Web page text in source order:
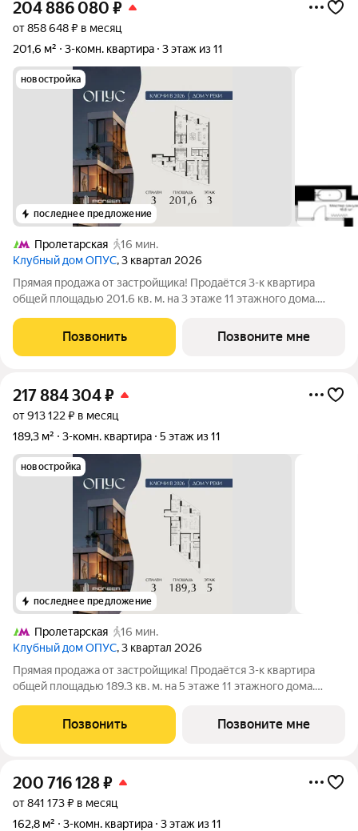
204 886 080 ₽
от 858 648 ₽ в месяц
201,6 м²
3-комн. квартира 3 этаж из 11
новостройка
последнее предложение
Пролетарская
16 мин.
Клубный дом ОПУС, 3 квартал 2026
Прямая продажа от застройщика! Продаётся 3-к квартира
общей площадью 201.6 кв. м. на 3 этаже 11 этажного дома.
Кремля, проект премиум-класса от девелопера PIONEER с
архитектурной концепцией от
Позвонить Позвоните мне
217 884 304₽
от 913 122 ₽ в месяц
189,3 м²
3-комн. квартира 5 этаж из 11
новостройка
последнее предложение
Пролетарская
16 мин.
Клубный дом ОПУС, 3 квартал 2026
Прямая продажа от застройщика! Продаётся 3-к квартира
общей площадью 189.3 кв. м. на 5 этаже 11 этажного дома.
Кремля, проект премиум-класса от девелопера PIONEER с
архитектурной концепцией от
Позвонить Позвоните мне
200 716 128₽
от 841 173 ₽ в месяц
162,8 м²
3-комн. квартира 3 этаж из 11